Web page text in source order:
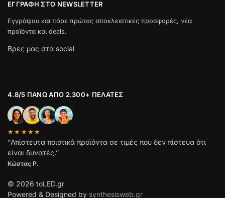
ΕΓΓΡΑΦΉ ΣΤΟ NEWSLETTER
Εγγράψου και πάρε πρώτος αποκλειστικές προσφορές, νέα
προϊόντα και deals.
Βρες μας στα social
4.8/5 ΠΆΝΩ ΑΠΌ 2.300+ ΠΕΛΆΤΕΣ
★★★★★
“Απίστευτα ποιοτικά προϊόντα σε τιμές που δεν πίστευα ότι
είναι δυνατές.”
Κώστας Ρ.
© 2026 toLED.gr
Powered & Designed by synthesisweb.gr